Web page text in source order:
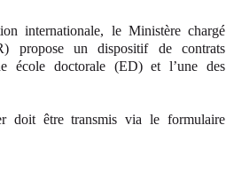
internationale, le Ministère chargé
propose un dispositif de contrats
école doctorale (ED) et l’une des
doit être transmis via le formulaire